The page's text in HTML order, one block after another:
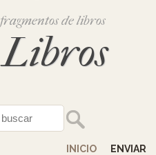
de libros
INICIO
ENVIAR